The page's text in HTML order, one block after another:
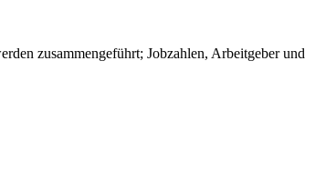
zusammengeführt; Jobzahlen, Arbeitgeber und